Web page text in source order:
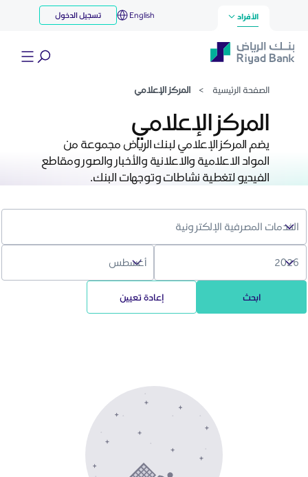
تخطي إلى المحتوى الرئيسي
الإعلامي
الأفراد English تسجيل الدخول
الصفحة الرئيسية > المركز الإعلامي
المركز الإعلامي
يضم المركز الإعلامي لبنك الرياض مجموعة من
المواد الاعلامية والاعلانية والأخبار والصور ومقاطع
الفيديو لتغطية نشاطات وتوجهات البنك.
ابحث إعادة تعيين